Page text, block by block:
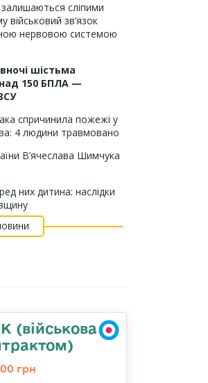
залишаються сліпими
зв’язок
нервовою системою
шістьма
150 БПЛА —
спричинила пожежі у
4 людини травмовано
В’ячеслава Шимчука
них дитина: наслідки
(військова
грн